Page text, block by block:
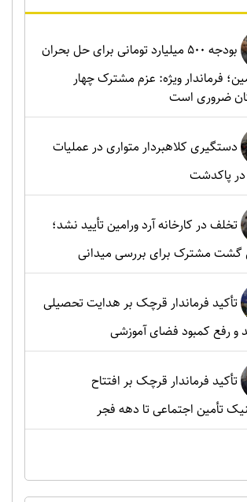
بودجه ۵۰۰ میلیارد تومانی برای حل بحران
فرماندار ویژه: عزم مشترک چهار
ضروری است
دستگیری کلاهبردار متواری در عملیات
پاکدشت
تخلف در کارخانه آرد ورامین تأیید نشد؛
مشترک برای بررسی میدانی
تأکید فرماندار قرچک بر هدایت تحصیلی
و رفع کمبود فضای آموزشی
تأکید فرماندار قرچک بر افتتاح
تأمین اجتماعی تا دهه فجر